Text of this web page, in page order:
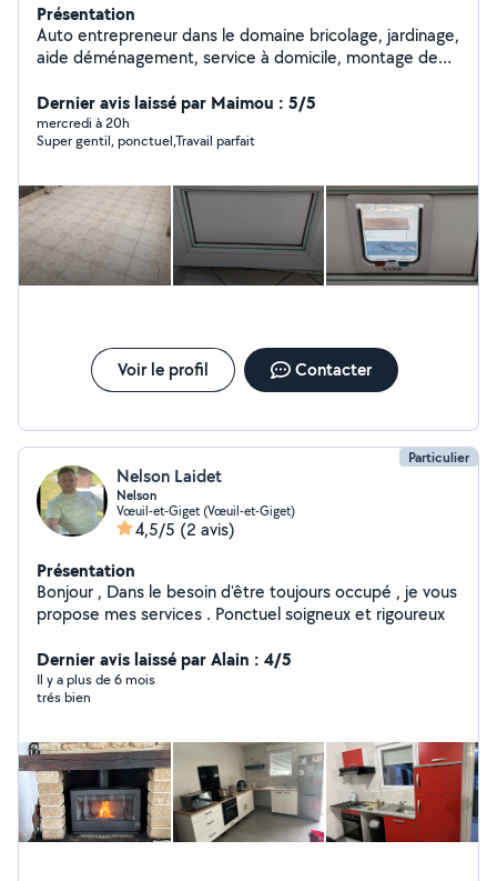
Présentation
Auto entrepreneur dans le domaine bricolage, jardinage,
aide déménagement, service à domicile, montage de
travaux de maçonnerie, terrassement, peinture)
Dernier avis laissé par Maimou : 5/5
mercredi à 20h
Super gentil, ponctuel,Travail parfait
Voir le profil Contacter
Particulier
Nelson Laidet
Nelson
Vœuil-et-Giget (Vœuil-et-Giget)
4,5/5 (2 avis)
Présentation
Bonjour , Dans le besoin d'être toujours occupé , je vous
propose mes services . Ponctuel soigneux et rigoureux
Dernier avis laissé par Alain : 4/5
Il y a plus de 6 mois
trés bien